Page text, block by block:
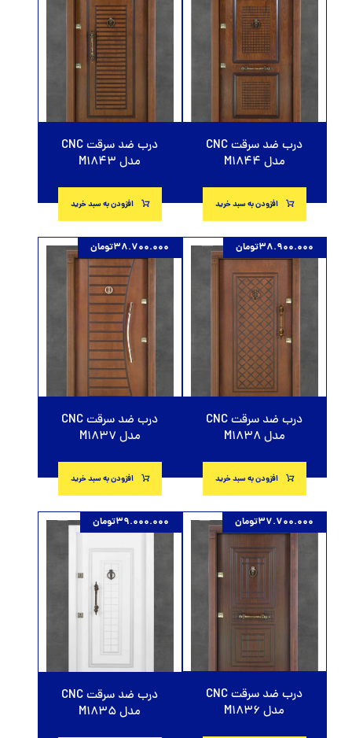
درب ضد سرقت CNC
مدل M1844
افزودن به سبد خرید
درب ضد سرقت CNC
مدل M1843
افزودن به سبد خرید
درب ضد سرقت CNC
مدل M1838
38.900.000تومان
افزودن به سبد خرید
درب ضد سرقت CNC
مدل M1837
38.700.000تومان
افزودن به سبد خرید
درب ضد سرقت CNC
مدل M1836
37.700.000تومان
درب ضد سرقت CNC
مدل M1835
39.000.000تومان